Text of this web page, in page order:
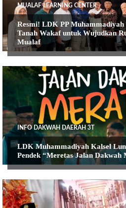
MUALAF LEARNING CENTER
Resmi! LDK PP
Tanah Wakaf untuk Wujudkan
Mualaf
INFO DAKWAH DAERAH 3T
LDK Muhammadiyah Kalsel
Pendek “Meretas Jalan Dakwah